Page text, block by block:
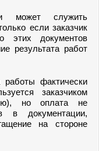
может служить
если заказчик
этих документов
результата работ
фактически
заказчиком
но оплата не
в документации,
на стороне